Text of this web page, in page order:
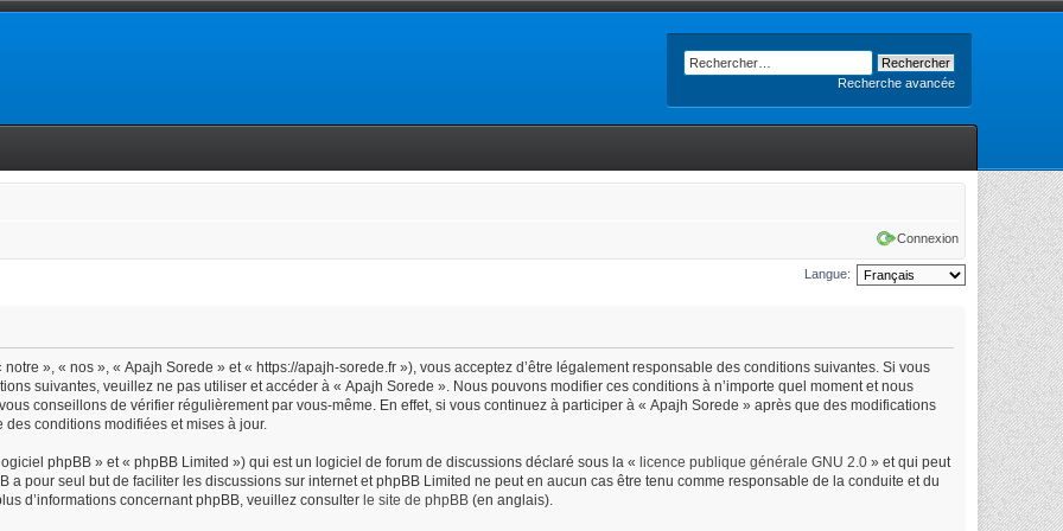
Recherche avancée
Connexion
Langue:
», « nos », « Apajh Sorede » et « https://apajh-sorede.fr »), vous acceptez d’être légalement responsable des conditions suivantes. Si vous
suivantes, veuillez ne pas utiliser et accéder à « Apajh Sorede ». Nous pouvons modifier ces conditions à n’importe quel moment et nous
conseillons de vérifier régulièrement par vous-même. En effet, si vous continuez à participer à « Apajh Sorede » après que des modifications
conditions modifiées et mises à jour.
phpBB » et « phpBB Limited ») qui est un logiciel de forum de discussions déclaré sous la « licence publique générale GNU 2.0 » et qui peut
a pour seul but de faciliter les discussions sur internet et phpBB Limited ne peut en aucun cas être tenu comme responsable de la conduite et du
d’informations concernant phpBB, veuillez consulter le site de phpBB (en anglais).